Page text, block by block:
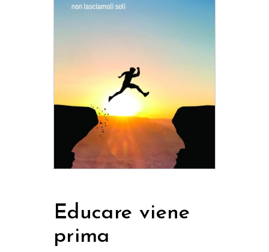
Educare viene
prima